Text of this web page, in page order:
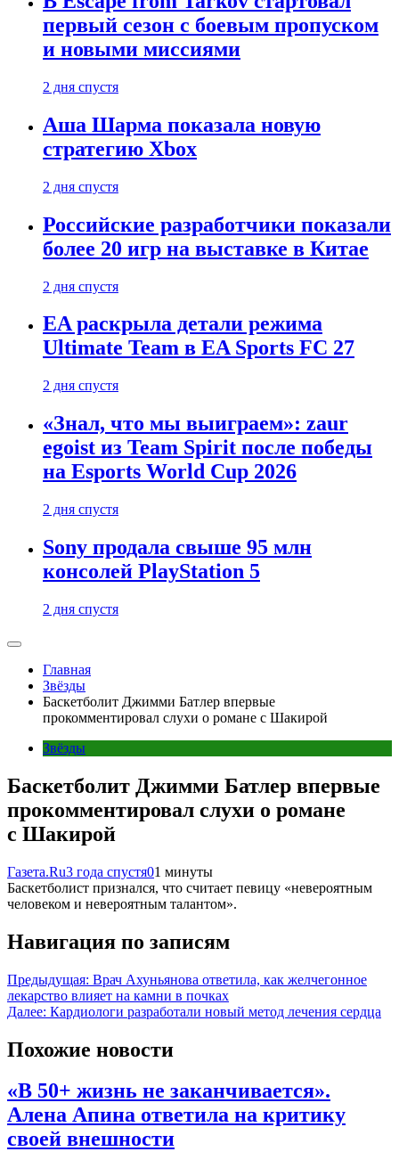
первый сезон с боевым пропуском
и новыми миссиями
2 дня спустя
Аша Шарма показала новую
стратегию Xbox
2 дня спустя
Российские разработчики показали
более 20 игр на выставке в Китае
2 дня спустя
EA раскрыла детали режима
Ultimate Team в EA Sports FC 27
2 дня спустя
«Знал, что мы выиграем»: zaur
egoist из Team Spirit после победы
на Esports World Cup 2026
2 дня спустя
Sony продала свыше 95 млн
консолей PlayStation 5
2 дня спустя
Главная
Звёзды
Баскетболит Джимми Батлер впервые
прокомментировал слухи о романе с Шакирой
Звёзды
Баскетболит Джимми Батлер впервые
прокомментировал слухи о романе
с Шакирой
Газета.Ru3 года спустя01 минуты
Баскетболист признался, что считает певицу «невероятным
человеком и невероятным талантом».
Навигация по записям
Предыдущая: Врач Ахуньянова ответила, как желчегонное
лекарство влияет на камни в почках
Далее: Кардиологи разработали новый метод лечения сердца
Похожие новости
«В 50+ жизнь не заканчивается».
Алена Апина ответила на критику
своей внешности